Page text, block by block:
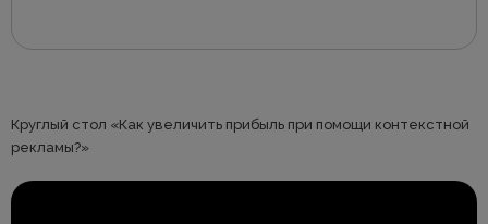
Круглый стол «Как увеличить прибыль при помощи контекстной
рекламы?»